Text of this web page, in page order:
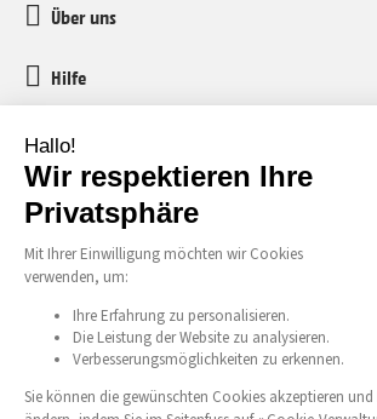
Über uns
Hilfe
Kundenservice
media-markt-refurbished@recommerce.com
Montag-Freitag 08:00-17:00